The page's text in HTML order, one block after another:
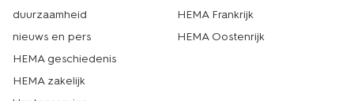
duurzaamheid
nieuws en pers
HEMA geschiedenis
HEMA zakelijk
HEMA Frankrijk
HEMA Oostenrijk